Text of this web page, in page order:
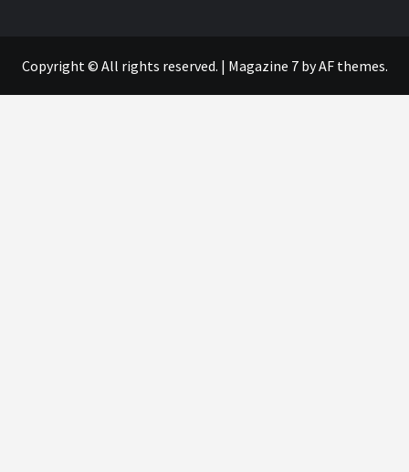
Copyright © All rights reserved. | Magazine 7by AF themes.